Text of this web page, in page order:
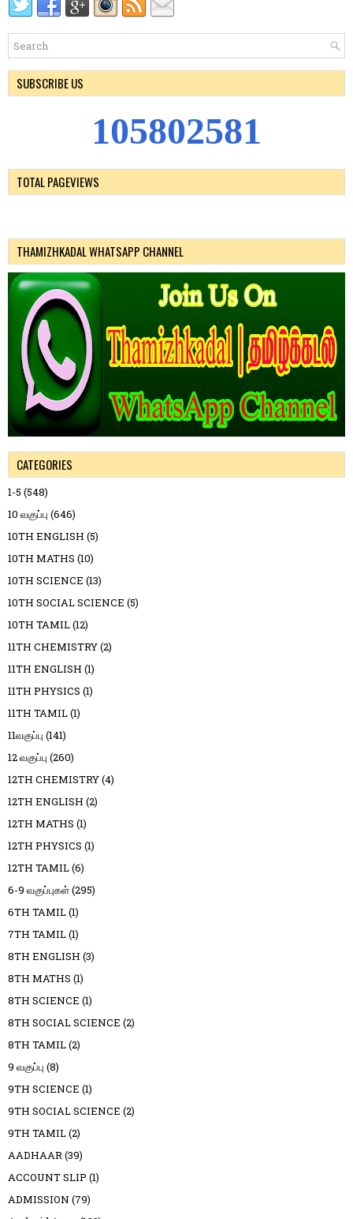
SUBSCRIBE US
105802581
TOTAL PAGEVIEWS
THAMIZHKADAL WHATSAPP CHANNEL
CATEGORIES
1-5 (548)
10 வகுப்பு (646)
10TH ENGLISH (5)
10TH MATHS (10)
10TH SCIENCE (13)
10TH SOCIAL SCIENCE (5)
10TH TAMIL(12)
11TH CHEMISTRY(2)
11TH ENGLISH (1)
11TH PHYSICS (1)
11TH TAMIL(1)
11வகுப்பு (141)
12 வகுப்பு (260)
12TH CHEMISTRY(4)
12TH ENGLISH (2)
12TH MATHS (1)
12TH PHYSICS (1)
12TH TAMIL(6)
6-9 வகுப்புகள்(295)
6TH TAMIL(1)
7TH TAMIL(1)
8TH ENGLISH (3)
8TH MATHS (1)
8TH SCIENCE (1)
8TH SOCIAL SCIENCE (2)
8TH TAMIL(2)
9 வகுப்பு (8)
9TH SCIENCE (1)
9TH SOCIAL SCIENCE (2)
9TH TAMIL(2)
AADHAAR(39)
ACCOUNT SLIP (1)
ADMISSION (79)